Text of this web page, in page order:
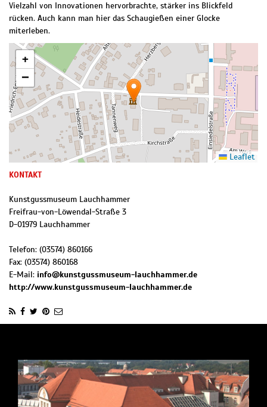
Vielzahl von Innovationen hervorbrachte, stärker ins Blickfeld
rücken. Auch kann man hier das Schaugießen einer Glocke
miterleben.
+
−
Leaflet
KONTAKT
Kunstgussmuseum Lauchhammer
Freifrau-von-Löwendal-Straße 3
D-01979 Lauchhammer
Telefon: (03574) 860166
Fax: (03574) 860168
E-Mail: info@kunstgussmuseum-lauchhammer.de
http://www.kunstgussmuseum-lauchhammer.de